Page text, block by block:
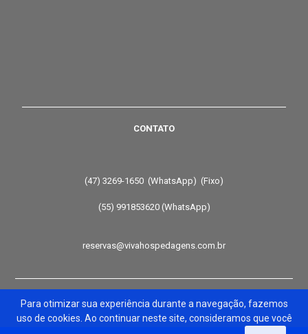
CONTATO
(47) 3269-1650 (WhatsApp) (Fixo)
(55) 991853620 (WhatsApp)
reservas@vivahospedagens.com.br
Para otimizar sua experiência durante a navegação, fazemos
uso de cookies. Ao continuar neste site, consideramos que você